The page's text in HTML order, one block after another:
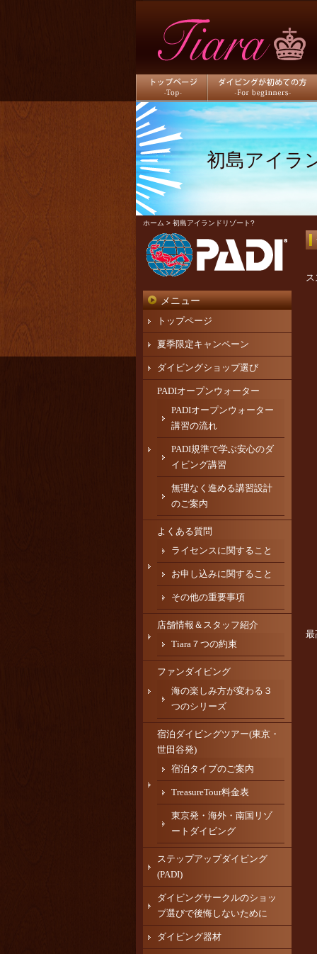
トップページ ダイビングが初めての方
初島アイラ
ホーム > 初島アイランドリゾート?
最
メニュー
トップページ
夏季限定キャンペーン
ダイビングショップ選び
PADIオープンウォーター
PADIオープンウォーター
講習の流れ
PADI規準で学ぶ安心のダ
イビング講習
無理なく進める講習設計
のご案内
よくある質問
ライセンスに関すること
お申し込みに関すること
その他の重要事項
店舗情報＆スタッフ紹介
Tiara７つの約束
ファンダイビング
海の楽しみ方が変わる３
つのシリーズ
宿泊ダイビングツアー(東京・
世田谷発)
宿泊タイプのご案内
TreasureTour料金表
東京発・海外・南国リゾ
ートダイビング
ステップアップダイビング
(PADI)
ダイビングサークルのショッ
プ選びで後悔しないために
ダイビング器材